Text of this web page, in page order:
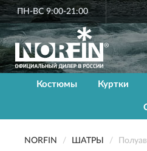
ПН-ВС 9:00-21:00
Костюмы Куртки
NORFIN ШАТРЫ